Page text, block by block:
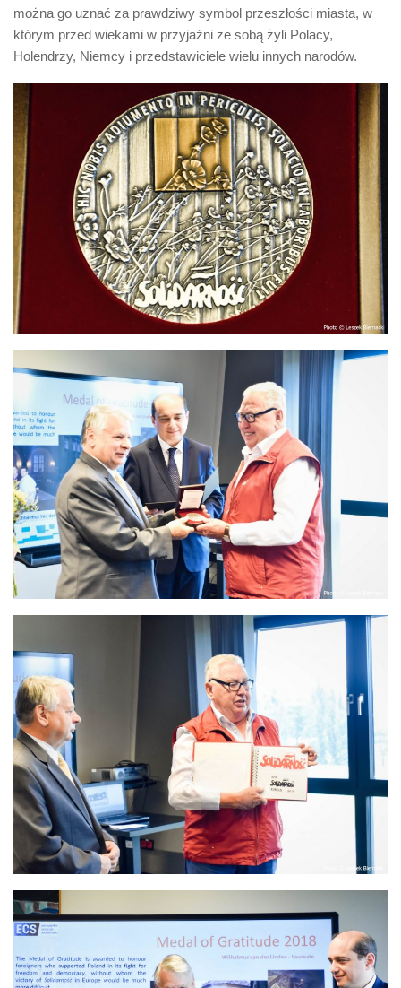
Fundacja Batorego
można go uznać za prawdziwy symbol przeszłości miasta, w
którym przed wiekami w przyjaźni ze sobą żyli Polacy,
Holendrzy, Niemcy i przedstawiciele wielu innych narodów.